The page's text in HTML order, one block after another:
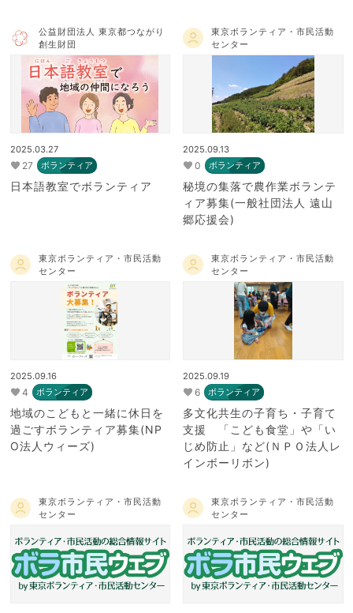
公益財団法人 東京都つながり
創生財団
2025.03.27
27 ボランティア
日本語教室でボランティア
東京ボランティア・市民活動
センター
2025.09.13
0 ボランティア
秘境の集落で農作業ボランテ
ィア募集(一般社団法人 遠山
郷応援会)
東京ボランティア・市民活動
センター
2025.09.16
4 ボランティア
地域のこどもと一緒に休日を
過ごすボランティア募集(NP
O法人ウィーズ)
東京ボランティア・市民活動
センター
2025.09.19
6 ボランティア
多文化共生の子育ち・子育て
支援 「こども食堂」や「い
じめ防止」など(ＮＰＯ法人レ
インボーリボン)
東京ボランティア・市民活動
センター
東京ボランティア・市民活動
センター